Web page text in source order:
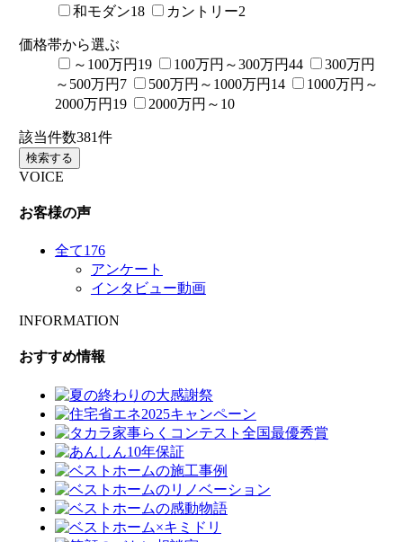
和モダン18 カントリー2
価格帯から選ぶ
～100万円 19 100万円～300万円44
300万円
～500万円 7 500万円～1000万円 14
1000万円～
2000万円 19 2000万円～ 10
該当件数381件
検索する
VOICE
お客様の声
全て176
アンケート
インタビュー動画
INFORMATION
おすすめ情報